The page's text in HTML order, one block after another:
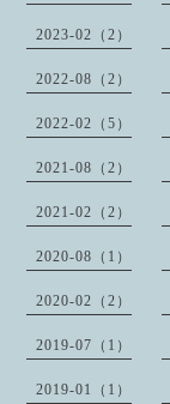
2023-02（2）
2022-08（2）
2022-02（5）
2021-08（2）
2021-02（2）
2020-08（1）
2020-02（2）
2019-07（1）
2019-01（1）